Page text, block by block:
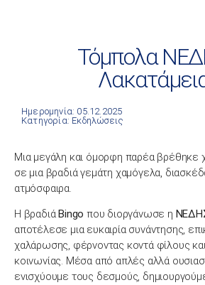
Τόμπολα
Ημερομηνία: 05.12.2025
Κατηγορία: Εκδηλώσεις
Μια μεγάλη και όμορφη παρέα βρέθηκε
σε μια βραδιά γεμάτη χαμόγελα,
ατμόσφαιρα.
Η βραδιά Bingo που διοργάνωσε η
αποτέλεσε μια ευκαιρία συνάντησης,
χαλάρωσης, φέρνοντας κοντά φίλους
κοινωνίας. Μέσα από απλές αλλά
ενισχύουμε τους δεσμούς,